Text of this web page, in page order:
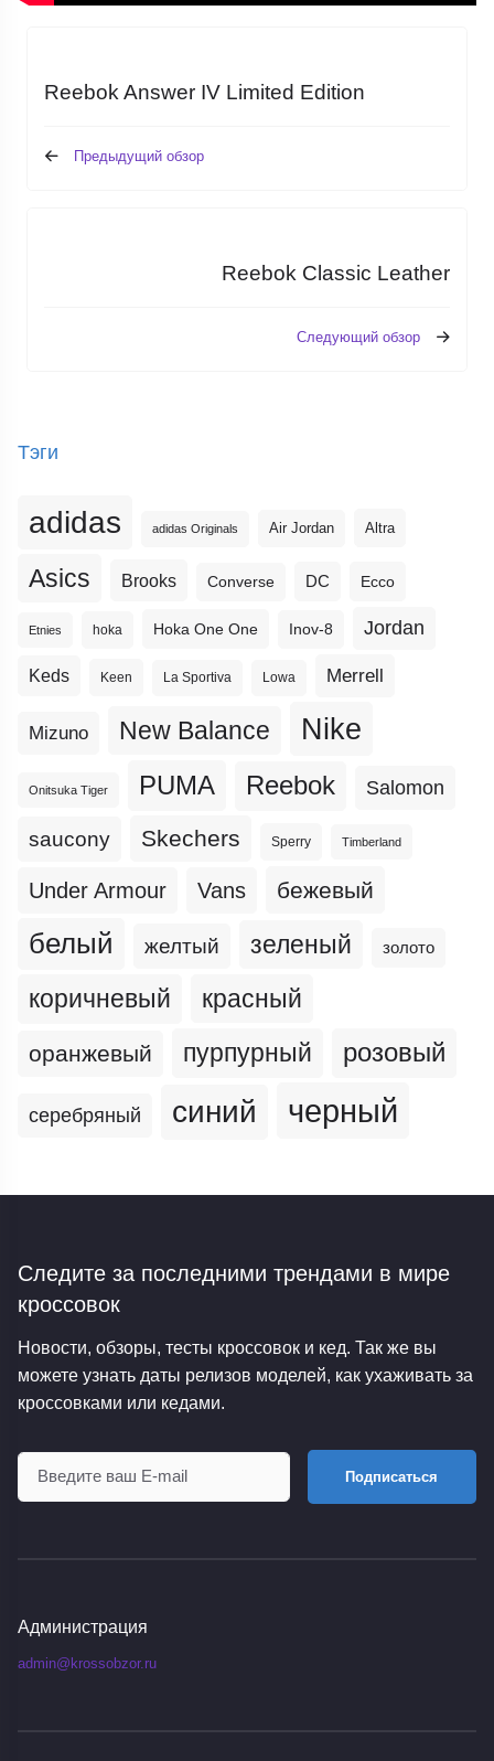
Reebok Answer IV Limited Edition
Предыдущий обзор
Reebok Classic Leather
Следующий обзор
Тэги
adidas adidas Originals Air Jordan Altra
Asics Brooks Converse DC Ecco
Etnies hoka Hoka One One Inov-8 Jordan
Keds Keen La Sportiva Lowa Merrell
Mizuno New Balance Nike
Onitsuka Tiger PUMA Reebok Salomon
saucony Skechers Sperry Timberland
Under Armour Vans бежевый
белый желтый зеленый золото
коричневый красный
оранжевый пурпурный розовый
серебряный синий черный
Следите за последними трендами в мире
кроссовок
Новости, обзоры, тесты кроссовок и кед. Так же вы
можете узнать даты релизов моделей, как ухаживать за
кроссовками или кедами.
Подписаться
Администрация
admin@krossobzor.ru